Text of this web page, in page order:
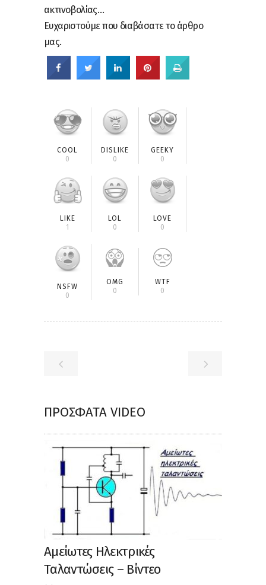
ακτινοβολίας…
Ευχαριστούμε που διαβάσατε το άρθρο
μας.
COOL
0
DISLIKE
0
GEEKY
0
LIKE
1
LOL
0
LOVE
0
NSFW
0
OMG
0
WTF
0
ΠΡΌΣΦΑΤΑ VIDEO
Αμείωτες Ηλεκτρικές
Ταλαντώσεις – Βίντεο